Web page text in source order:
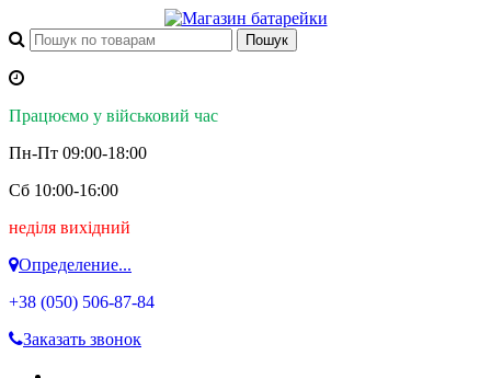
Працюємо у військовий час
Пн-Пт 09:00-18:00
Сб 10:00-16:00
неділя вихідний
Определение...
+38 (050) 506-87-84
Заказать звонок